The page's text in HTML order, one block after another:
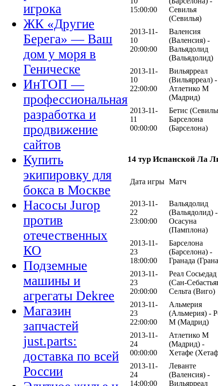
игрока
ЖК «Другие
Берега» — Ваш
дом у моря в
Геническе
ИнТОП —
профессиональная
разработка и
продвижение
сайтов
Купить
экипировку для
бокса в Москве
Насосы Jurop
против
отечественных
КО
Подземные
машины и
агрегаты Dekree
Магазин
запчастей
just.parts:
доставка по всей
России
15:00:00
Севилья
(Севилья)
2013-11-
10
20:00:00
Валенсия
(Валенсия) -
Вальядолид
(Вальядолид)
2013-11-
10
22:00:00
Вильярреал
(Вильярреал) -
Атлетико М
(Мадрид)
2013-11-
11
00:00:00
Бетис
Барселона
(Барселона)
14 тур Испанской Ла
Дата игры Матч
2013-11-
22
23:00:00
Вальядолид
(Вальядолид) -
Осасуна
(Памплона)
2013-11-
23
18:00:00
Барселона
(Барселона) -
Гранада
2013-11-
23
20:00:00
Реал Сосьедад
(Сан-
Сельта (Виго)
2013-11-
23
22:00:00
Альмерия
(Альмерия) -
М (Мадрид)
2013-11-
24
00:00:00
Атлетико М
(Мадрид) -
Хетафе
2013-11-
24
14:00:00
Леванте
(Валенсия) -
Вильярреал